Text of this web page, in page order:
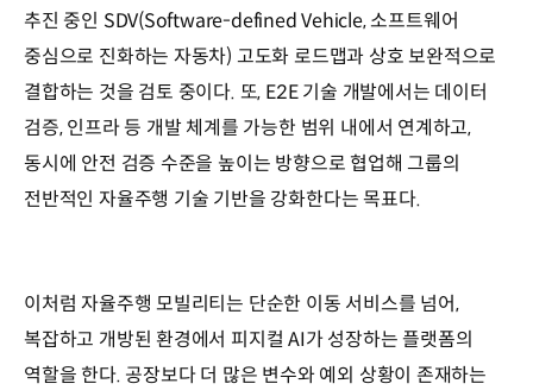
추진 중인 SDV(Software-defined Vehicle, 소프트웨어
중심으로 진화하는 자동차) 고도화 로드맵과 상호 보완적으로
결합하는 것을 검토 중이다. 또, E2E 기술 개발에서는 데이터
검증, 인프라 등 개발 체계를 가능한 범위 내에서 연계하고,
동시에 안전 검증 수준을 높이는 방향으로 협업해 그룹의
전반적인 자율주행 기술 기반을 강화한다는 목표다.
이처럼 자율주행 모빌리티는 단순한 이동 서비스를 넘어,
복잡하고 개방된 환경에서 피지컬 AI가 성장하는 플랫폼의
역할을 한다. 공장보다 더 많은 변수와 예외 상황이 존재하는